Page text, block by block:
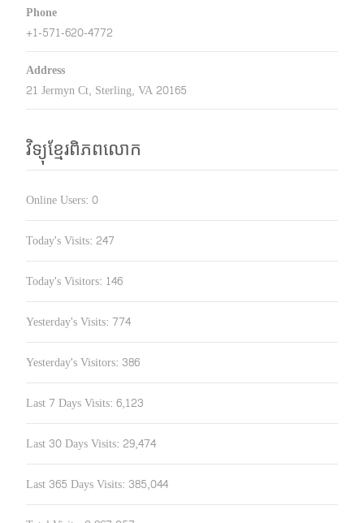
Phone
+1-571-620-4772
Address
21 Jermyn Ct, Sterling, VA 20165
វិទ្យុខ្មែរពិភពលោក
Online Users: 0
Today's Visits: 247
Today's Visitors: 146
Yesterday's Visits: 774
Yesterday's Visitors: 386
Last 7 Days Visits: 6,123
Last 30 Days Visits: 29,474
Last 365 Days Visits: 385,044